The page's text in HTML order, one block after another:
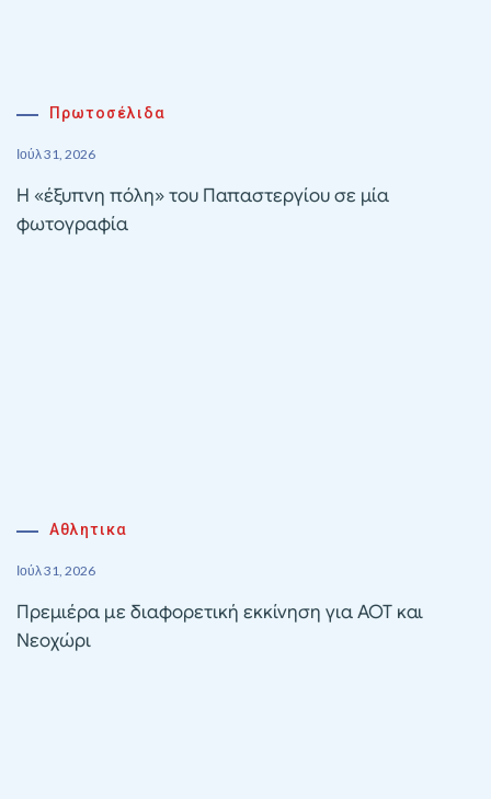
Πρωτοσέλιδα
Ιούλ 31, 2026
Η «έξυπνη πόλη» του Παπαστεργίου σε μία
φωτογραφία
Αθλητικα
Ιούλ 31, 2026
Πρεμιέρα με διαφορετική εκκίνηση για ΑΟΤ και
Νεοχώρι